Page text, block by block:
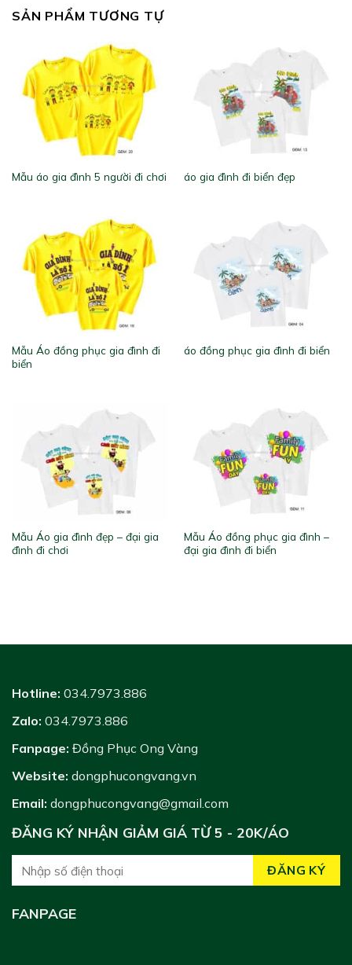
SẢN PHẨM TƯƠNG TỰ
Mẫu áo gia đình 5 người đi chơi áo gia đình đi biển đẹp
Mẫu Áo đồng phục gia đình đi
biển
áo đồng phục gia đình đi biển
Mẫu Áo gia đình đẹp – đại gia
đình đi chơi
Mẫu Áo đồng phục gia đình –
đại gia đình đi biển
Hotline: 034.7973.886
Zalo: 034.7973.886
Fanpage: Đồng Phục Ong Vàng
Website: dongphucongvang.vn
Email: dongphucongvang@gmail.com
ĐĂNG KÝ NHẬN GIẢM GIÁ TỪ 5 - 20K/ÁO
FANPAGE